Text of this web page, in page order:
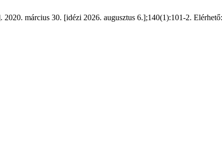
március 30. [idézi 2026. augusztus 6.];140(1):101-2.